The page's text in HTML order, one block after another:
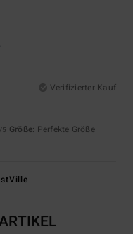
Verifizierter Kauf
/5 Größe: Perfekte Größe